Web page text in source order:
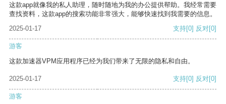
这款app就像我的私人助理，随时随地为我的办公提供帮助。我经常需要
查找资料，这款app的搜索功能非常强大，能够快速找到我需要的信息。
2025-01-17
支持[0] 反对[0]
游客
这款加速器VPM应用程序已经为我们带来了无限的隐私和自由。
2025-01-17 支持[0] 反对[0]
游客